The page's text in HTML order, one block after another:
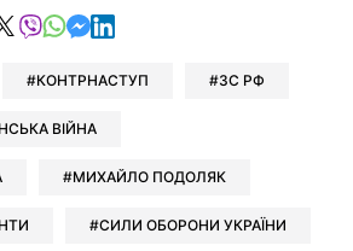
у Telegram
у Facebook
поділитись у X
відправити у Viber
відправити у Whatsapp
відправити у Messenger
відправити у LinkedIn
КОНТРНАСТУП ЗС РФ
ВІЙНА
МИХАЙЛО ПОДОЛЯК
СИЛИ ОБОРОНИ УКРАЇНИ